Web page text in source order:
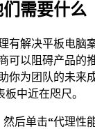
需要什么
有解决平板电脑
可以阻碍产品的
你为团队的未来
板中近在咫尺。
然后单击“代理性